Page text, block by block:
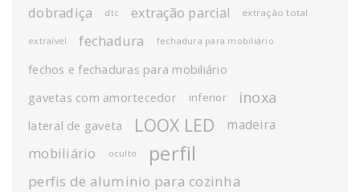
dobradiça dtc extração parcial extração total
extraível fechadura fechadura para mobiliário
fechos e fechaduras para mobiliário
gavetas com amortecedor
inferior inoxa
lateral de gaveta LOOX LED madeira
mobiliário oculto perfil
perfis de aluminio para cozinha